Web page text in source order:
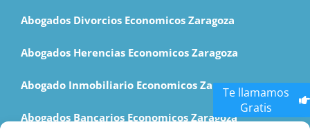
Abogados Divorcios Economicos Zaragoza
Abogados Herencias Economicos Zaragoza
Abogado Inmobiliario Economicos Zaragoza
Abogados Bancarios Economicos Zaragoza
Te llamamos
Gratis